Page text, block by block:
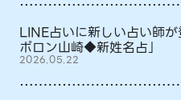
LINE占いに新しい占い師
ポロン山崎◆新姓名占」
2026.05.22